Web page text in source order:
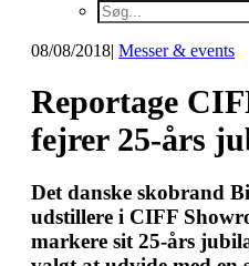
08/08/2018| Messer & events
Reportage
fejrer 25-års
Det danske skobrand
udstillere i CIFF
markere sit 25-års